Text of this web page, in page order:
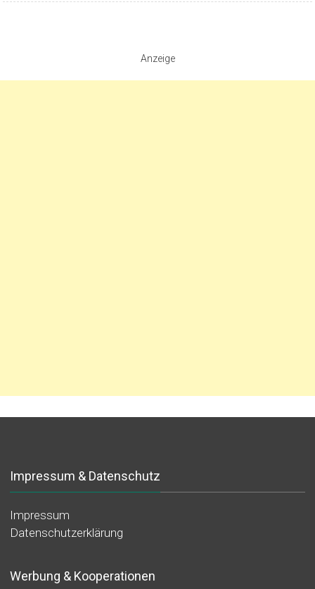
Anzeige
Impressum & Datenschutz
Impressum
Datenschutzerklärung
Werbung & Kooperationen